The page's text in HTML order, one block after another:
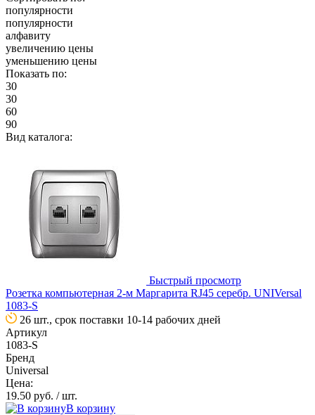
популярности
популярности
алфавиту
увеличению цены
уменьшению цены
Показать по:
30
30
60
90
Вид каталога:
Быстрый просмотр
Розетка компьютерная 2-м Маргарита RJ45 серебр. UNIVersal
1083-S
26 шт., срок поставки 10-14 рабочих дней
Артикул
1083-S
Бренд
Universal
Цена:
19.50 руб. / шт.
В корзину